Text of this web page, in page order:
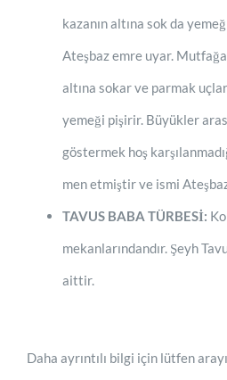
kazanın altına sok da
Ateşbaz emre uyar. Mutfağa
altına sokar ve parmak
yemeği pişirir. Büyükler
göstermek hoş
men etmiştir ve ismi
TAVUS BABA TÜRBESİ:
mekanlarındandır. Şeyh
aittir.
Daha ayrıntılı bilgi için lütfen